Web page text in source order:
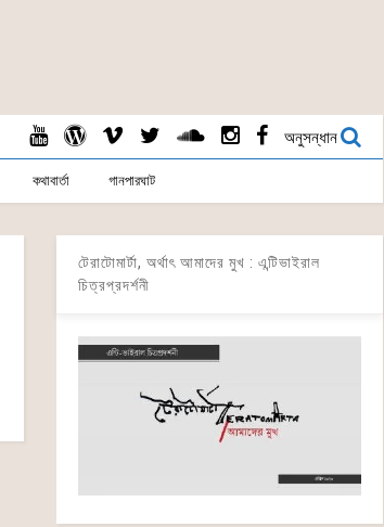
অনুসন্ধান
কথাবার্তা গানপারঘাট
টেরাটোমার্টা, অর্থাৎ আমাদের মুখ : এন্টিভাইরাল
চিত্রপ্রদর্শনী